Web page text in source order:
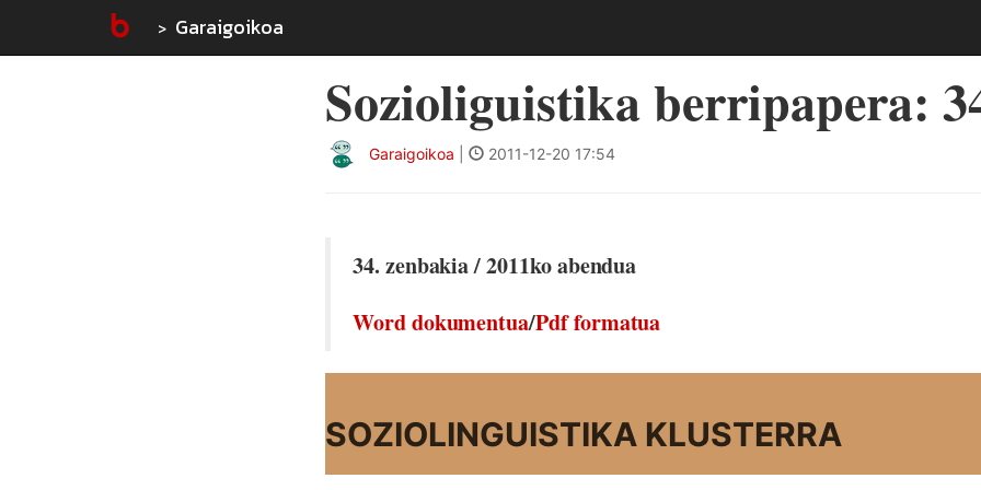
Garaigoikoa
Sozioliguistika berripapera:
Garaigoikoa 2011-12-20 17:54
34. zenbakia / 2011ko abendua
Word dokumentua/Pdf formatua
SOZIOLINGUISTIKA KLUSTERRA